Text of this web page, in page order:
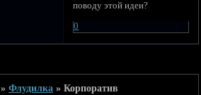
поводу этой идеи?
0
»Флудилка »Корпоратив